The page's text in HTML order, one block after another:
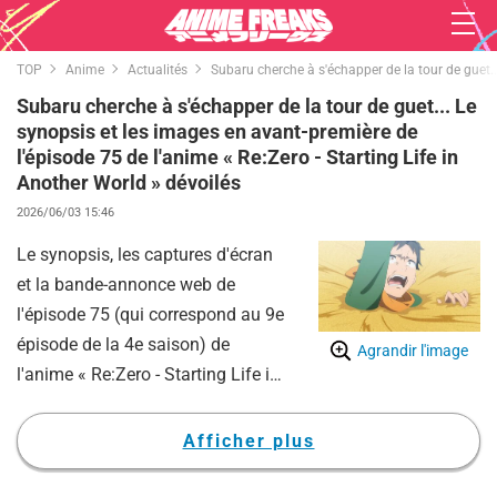
TOP Anime Actualités Subaru cherche à s'échapper de la tour de
Subaru cherche à s'échapper de la tour de guet... Le
synopsis et les images en avant-première de
l'épisode 75 de l'anime « Re:Zero - Starting Life in
Another World » dévoilés
2026/06/03 15:46
Agrandir l'image
Le synopsis, les captures d'écran
et la bande-annonce web de
l'épisode 75 (qui correspond au 9e
épisode de la 4e saison) de
l'anime « Re:Zero - Starting Life in
De plus, le synopsis et les
captures d'écran du mini-anime
Afficher plus